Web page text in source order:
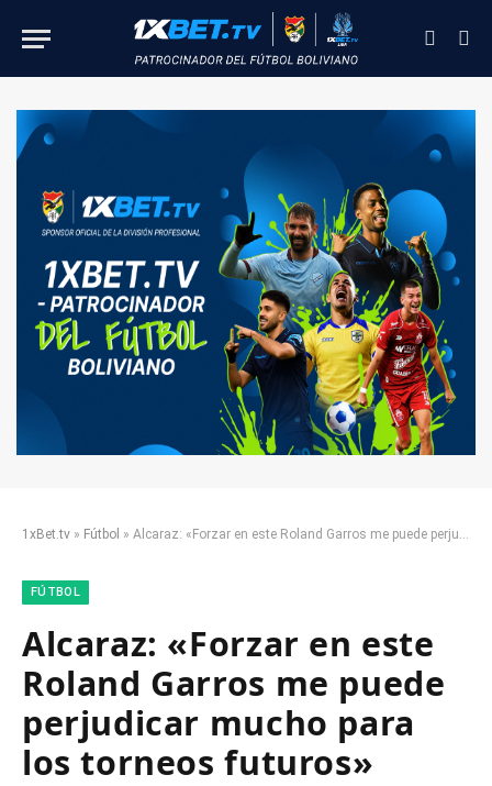
1xBet.tv » Fútbol » Alcaraz: «Forzar en este Roland Garros me puede perjudicar mucho para los torneos futuros»
FÚTBOL
Alcaraz: «Forzar en este
Roland Garros me puede
perjudicar mucho para
los torneos futuros»